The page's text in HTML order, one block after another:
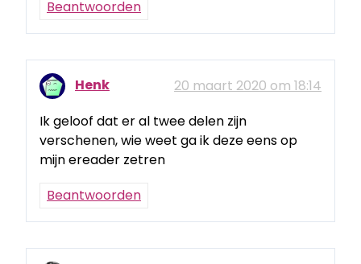
Beantwoorden
Henk
20 maart 2020 om 18:14
Ik geloof dat er al twee delen zijn
verschenen, wie weet ga ik deze eens op
mijn ereader zetren
Beantwoorden